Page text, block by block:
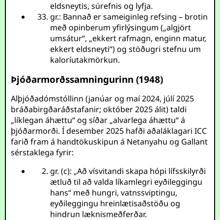
eldsneytis, súrefnis og lyfja.
gr.: Bannað er sameiginleg refsing – brotin
með opinberum yfirlýsingum („algjört
umsátur“, „ekkert rafmagn, enginn matur,
ekkert eldsneyti“) og stöðugri stefnu um
kaloríutakmörkun.
Þjóðarmorðssamningurinn (1948)
Alþjóðadómstóllinn (janúar og maí 2024, júlí 2025
bráðabirgðaráðstafanir; október 2025 álit) taldi
„líklegan áhættu“ og síðar „alvarlega áhættu“ á
þjóðarmorði. Í desember 2025 hafði aðaláklagari ICC
farið fram á handtökuskipun á Netanyahu og Gallant
sérstaklega fyrir:
gr. (c): „Að vísvitandi skapa hópi lífsskilyrði
ætluð til að valda líkamlegri eyðileggingu
hans“ með hungri, vatnssviptingu,
eyðileggingu hreinlætisaðstöðu og
hindrun læknismeðferðar.